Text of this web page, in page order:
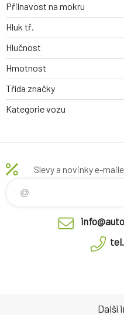
Přilnavost na mokru
Hluk tř.
Hlučnost
Hmotnost
Třída značky
Kategorie vozu
Slevy a novinky e-
Další